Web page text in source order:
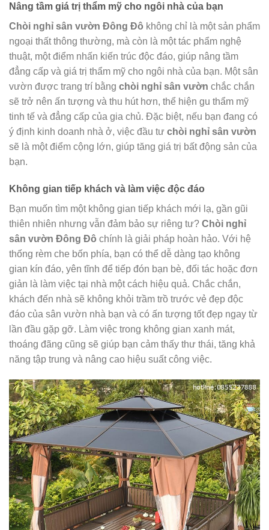
Nâng tầm giá trị thẩm mỹ cho ngôi nhà của bạn
Chòi nghỉ sân vườn Đông Đô không chỉ là một sản phẩm
ngoại thất thông thường, mà còn là một tác phẩm nghệ
thuật, một điểm nhấn kiến trúc độc đáo, giúp nâng tầm
đẳng cấp và giá trị thẩm mỹ cho ngôi nhà của bạn. Một sân
vườn được trang trí bằng chòi nghỉ sân vườn chắc chắn
sẽ trở nên ấn tượng và thu hút hơn, thể hiện gu thẩm mỹ
tinh tế và đẳng cấp của gia chủ. Đặc biệt, nếu bạn đang có
ý định kinh doanh nhà ở, việc đầu tư chòi nghỉ sân vườn
sẽ là một điểm cộng lớn, giúp tăng giá trị bất động sản của
bạn.
Không gian tiếp khách và làm việc độc đáo
Bạn muốn tìm một không gian tiếp khách mới lạ, gần gũi
thiên nhiên nhưng vẫn đảm bảo sự riêng tư? Chòi nghỉ
sân vườn Đông Đô chính là giải pháp hoàn hảo. Với hệ
thống rèm che bốn phía, bạn có thể dễ dàng tạo không
gian kín đáo, yên tĩnh để tiếp đón bạn bè, đối tác hoặc đơn
giản là làm việc tại nhà một cách hiệu quả. Chắc chắn,
khách đến nhà sẽ không khỏi trầm trồ trước vẻ đẹp độc
đáo của sân vườn nhà bạn và có ấn tượng tốt đẹp ngay từ
lần đầu gặp gỡ. Làm việc trong không gian xanh mát,
thoáng đãng cũng sẽ giúp bạn cảm thấy thư thái, tăng khả
năng tập trung và nâng cao hiệu suất công việc.